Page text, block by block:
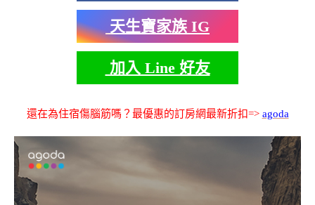
天生寶家族 IG
加入 Line 好友
還在為住宿傷腦筋嗎？最優惠的訂房網最新折扣=> agoda